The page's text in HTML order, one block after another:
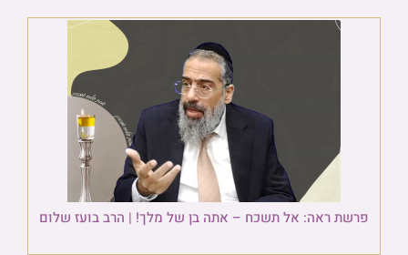
פרשת ראה: אל תשכח – אתה בן של מלך! | הרב בועז שלום